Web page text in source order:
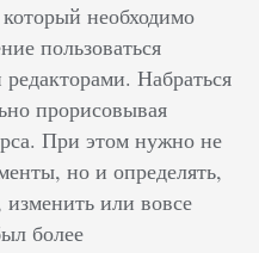
необходимо
пользоваться
Набраться
прорисовывая
При этом нужно не
но и определять,
изменить или вовсе
более